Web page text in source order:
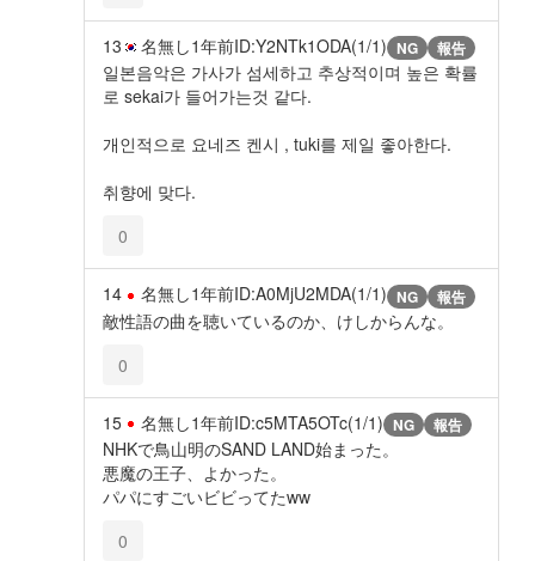
13 名無し1年前ID:Y2NTk1ODA(1/1) NG 報告
일본음악은 가사가 섬세하고 추상적이며 높은 확률
로 sekai가 들어가는것 같다.
개인적으로 요네즈 켄시 , tuki를 제일 좋아한다.
취향에 맞다.
0
14 名無し1年前ID:A0MjU2MDA(1/1) NG 報告
敵性語の曲を聴いているのか、けしからんな。
0
15 名無し1年前ID:c5MTA5OTc(1/1) NG 報告
NHKで鳥山明のSAND LAND始まった。
悪魔の王子、よかった。
パパにすごいビビってたww
0